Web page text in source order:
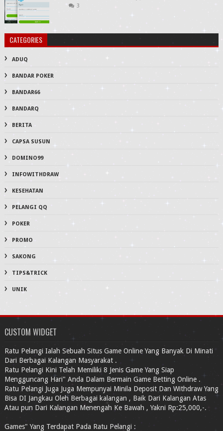
3
CATEGORIES
ADUQ
BANDAR POKER
BANDAR66
BANDARQ
BERITA
CAPSA SUSUN
DOMINO99
INFOWITHDRAW
KESEHATAN
PELANGI QQ
POKER
PROMO
SAKONG
TIPS&TRICK
UNIK
CUSTOM WIDGET
Ratu Pelangi Ialah Sebuah Situs Game Online Yang Banyak Di Minati
Dari Berbagai Kalangan Masyarakat .
Ratu Pelangi Kini Telah Memiliki 8 Jenis Game Yang Siap
Mengguncang Hari" Anda Dalam Bermain Game Betting Online .
Ratu Pelangi Juga Juga Mempunyai Minila Deposit Dan Withdraw Yang
Bisa DI Jangkau Oleh Berbagai kalangan , Baik Dari Kalangan Atas
Atau pun Dari Kalangan Menengah Ke Bawah , Yakni Rp:25,000,-.
Games" Yang Terdapat Pada Ratu Pelangi :